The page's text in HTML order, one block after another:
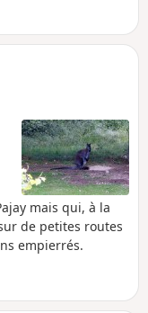
mais qui, à la
de petites routes
empierrés.